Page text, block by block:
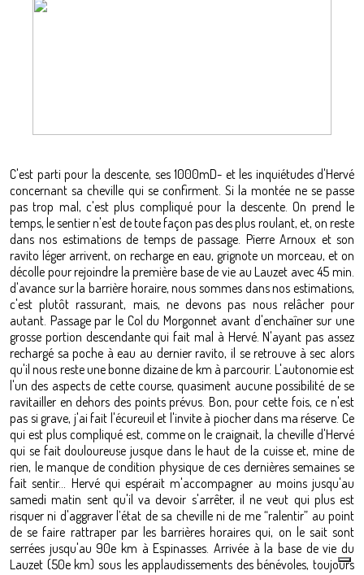
C'est parti pour la descente, ses 1000mD- et les inquiétudes d'Hervé
concernant sa cheville qui se confirment. Si la montée ne se passe
pas trop mal, c'est plus compliqué pour la descente. On prend le
temps, le sentier n'est de toute façon pas des plus roulant, et, on reste
dans nos estimations de temps de passage. Pierre Arnoux et son
ravito léger arrivent, on recharge en eau, grignote un morceau, et on
décolle pour rejoindre la première base de vie au Lauzet avec 45 min.
d'avance sur la barrière horaire, nous sommes dans nos estimations,
c'est plutôt rassurant, mais, ne devons pas nous relâcher pour
autant. Passage par le Col du Morgonnet avant d'enchaîner sur une
grosse portion descendante qui fait mal à Hervé. N'ayant pas assez
rechargé sa poche à eau au dernier ravito, il se retrouve à sec alors
qu'il nous reste une bonne dizaine de km à parcourir. L'autonomie est
l'un des aspects de cette course, quasiment aucune possibilité de se
ravitailler en dehors des points prévus. Bon, pour cette fois, ce n'est
pas si grave, j'ai fait l'écureuil et l'invite à piocher dans ma réserve. Ce
qui est plus compliqué est, comme on le craignait, la cheville d'Hervé
qui se fait douloureuse jusque dans le haut de la cuisse et, mine de
rien, le manque de condition physique de ces dernières semaines se
fait sentir... Hervé qui espérait m'accompagner au moins jusqu'au
samedi matin sent qu'il va devoir s'arrêter, il ne veut qui plus est
risquer ni d'aggraver l’état de sa cheville ni de me “ralentir” au point
de se faire rattraper par les barrières horaires qui, on le sait sont
serrées jusqu'au 90e km à Espinasses. Arrivée à la base de vie du
Lauzet (50e km) sous les applaudissements des bénévoles, toujours